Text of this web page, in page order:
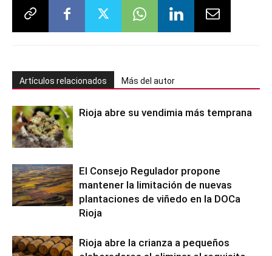
Artículos relacionados Más del autor
Rioja abre su vendimia más temprana
El Consejo Regulador propone
mantener la limitación de nuevas
plantaciones de viñedo en la DOCa
Rioja
Rioja abre la crianza a pequeños